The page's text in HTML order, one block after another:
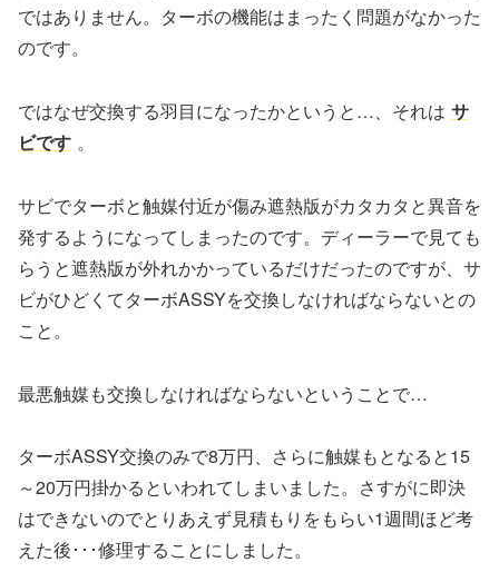
ではありません。ターボの機能はまったく問題がなかった
のです。
ではなぜ交換する羽目になったかというと…、それは サ
ビです 。
サビでターボと触媒付近が傷み遮熱版がカタカタと異音を
発するようになってしまったのです。ディーラーで見ても
らうと遮熱版が外れかかっているだけだったのですが、サ
ビがひどくてターボASSYを交換しなければならないとの
こと。
最悪触媒も交換しなければならないということで…
ターボASSY交換のみで8万円、さらに触媒もとなると15
～20万円掛かるといわれてしまいました。さすがに即決
はできないのでとりあえず見積もりをもらい1週間ほど考
えた後･･･修理することにしました。